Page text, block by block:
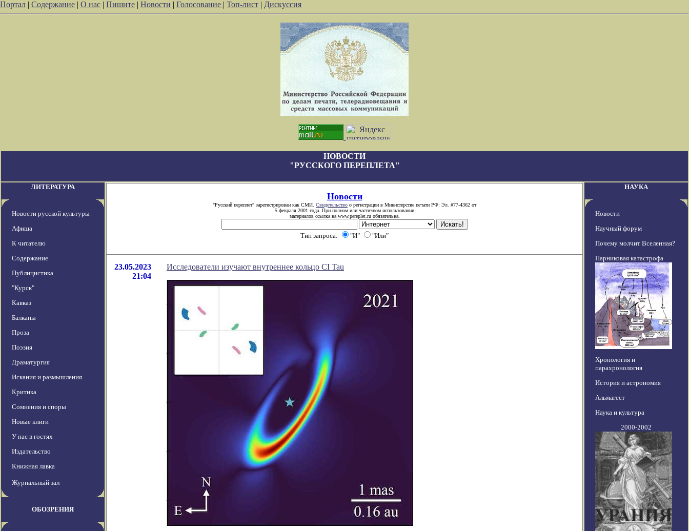
Портал | Содержание | О нас | Пишите | Новости | Голосование | Топ-лист | Дискуссия
НОВОСТИ
"РУССКОГО ПЕРЕПЛЕТА"
ЛИТЕРАТУРА
Новости русской культуры
Афиша
К читателю
Содержание
Публицистика
"Курск"
Кавказ
Балканы
Проза
Поэзия
Драматургия
Искания и размышления
Критика
Сомнения и споры
Новые книги
У нас в гостях
Издательство
Книжная лавка
Журнальный зал
ОБОЗРЕНИЯ
Новости
"Русский переплет" зарегистрирован как СМИ. Свидетельство о регистрации в Министерстве печати РФ: Эл. #77-4362 от
5 февраля 2001 года. При полном или частичном использовании
материалов ссылка на www.pereplet.ru обязательна.
Тип запроса: "И" "Или"
23.05.2023
21:04
Исследователи изучают внутреннее кольцо CI Tau
НАУКА
Новости
Научный форум
Почему молчит Вселенная?
Парниковая катастрофа
Хронология и
парахронология
История и астрономия
Альмагест
Наука и культура
2000-2002